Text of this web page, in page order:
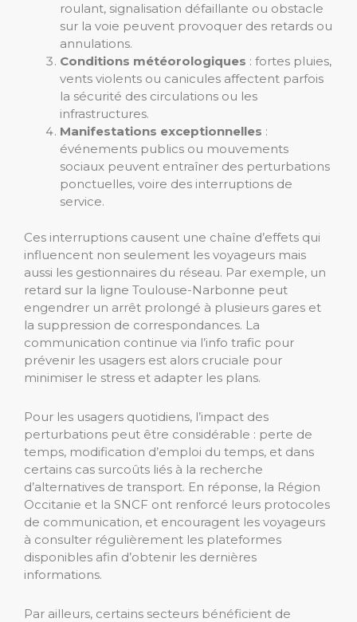
roulant, signalisation défaillante ou obstacle
sur la voie peuvent provoquer des retards ou
annulations.
Conditions météorologiques : fortes pluies,
vents violents ou canicules affectent parfois
la sécurité des circulations ou les
infrastructures.
Manifestations exceptionnelles :
événements publics ou mouvements
sociaux peuvent entraîner des perturbations
ponctuelles, voire des interruptions de
service.
Ces interruptions causent une chaîne d’effets qui
influencent non seulement les voyageurs mais
aussi les gestionnaires du réseau. Par exemple, un
retard sur la ligne Toulouse-Narbonne peut
engendrer un arrêt prolongé à plusieurs gares et
la suppression de correspondances. La
communication continue via l’info trafic pour
prévenir les usagers est alors cruciale pour
minimiser le stress et adapter les plans.
Pour les usagers quotidiens, l’impact des
perturbations peut être considérable : perte de
temps, modification d’emploi du temps, et dans
certains cas surcoûts liés à la recherche
d’alternatives de transport. En réponse, la Région
Occitanie et la SNCF ont renforcé leurs protocoles
de communication, et encouragent les voyageurs
à consulter régulièrement les plateformes
disponibles afin d’obtenir les dernières
informations.
Par ailleurs, certains secteurs bénéficient de